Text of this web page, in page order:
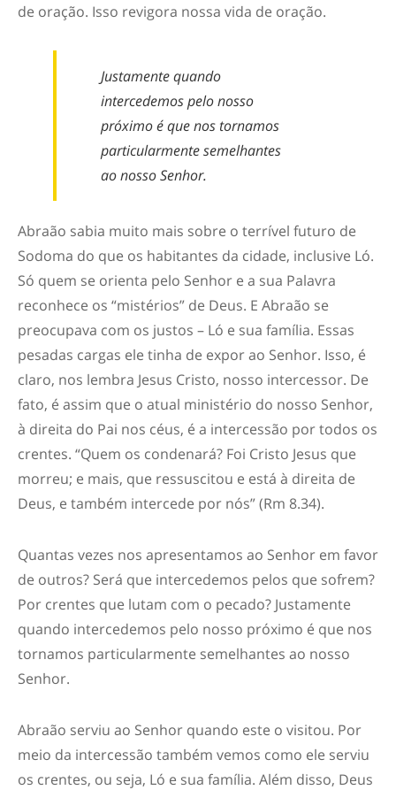
de oração. Isso revigora nossa vida de oração.
Justamente quando
intercedemos pelo nosso
próximo é que nos tornamos
particularmente semelhantes
ao nosso Senhor.
Abraão sabia muito mais sobre o terrível futuro de
Sodoma do que os habitantes da cidade, inclusive Ló.
Só quem se orienta pelo Senhor e a sua Palavra
reconhece os “mistérios” de Deus. E Abraão se
preocupava com os justos – Ló e sua família. Essas
pesadas cargas ele tinha de expor ao Senhor. Isso, é
claro, nos lembra Jesus Cristo, nosso intercessor. De
fato, é assim que o atual ministério do nosso Senhor,
à direita do Pai nos céus, é a intercessão por todos os
crentes. “Quem os condenará? Foi Cristo Jesus que
morreu; e mais, que ressuscitou e está à direita de
Deus, e também intercede por nós” (Rm 8.34).
Quantas vezes nos apresentamos ao Senhor em favor
de outros? Será que intercedemos pelos que sofrem?
Por crentes que lutam com o pecado? Justamente
quando intercedemos pelo nosso próximo é que nos
tornamos particularmente semelhantes ao nosso
Senhor.
Abraão serviu ao Senhor quando este o visitou. Por
meio da intercessão também vemos como ele serviu
os crentes, ou seja, Ló e sua família. Além disso, Deus